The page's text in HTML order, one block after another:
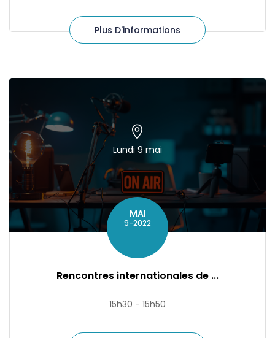
Plus D'informations
Lundi 9 mai
MAI
9-2022
Rencontres internationales de ...
15h30 - 15h50